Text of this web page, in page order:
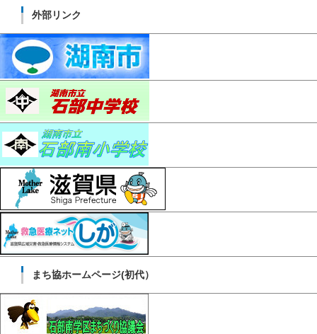
外部リンク
まち協ホームページ(初代）